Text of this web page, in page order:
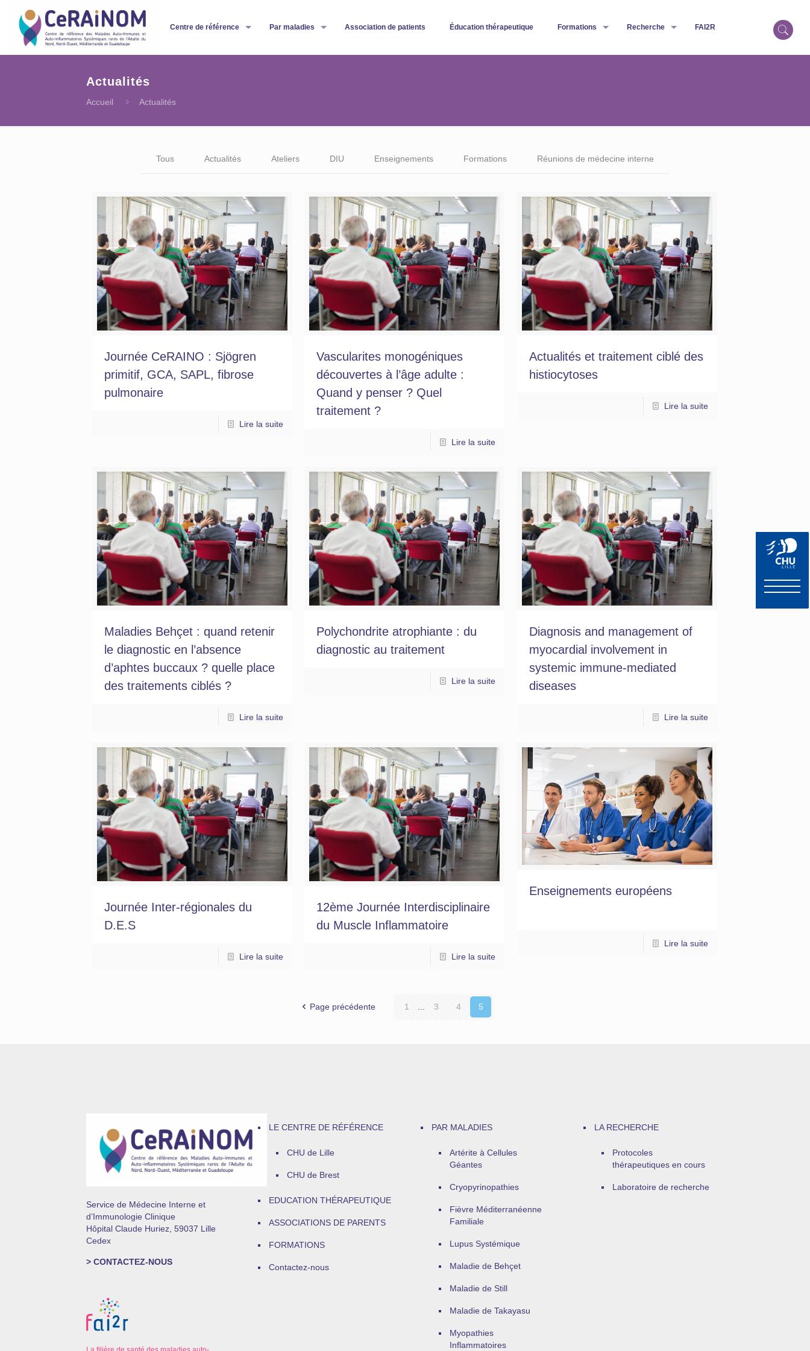
Centre de référence Par maladies Association de patients Éducation thérapeutique Formations Recherche FAI2R
Actualités
Accueil Actualités
Tous Actualités Ateliers DIU Enseignements Formations Réunions de médecine interne
Journée CeRAINO : Sjögren
primitif, GCA, SAPL, fibrose
pulmonaire
Lire la suite
Vascularites monogéniques
découvertes à l’âge adulte :
Quand y penser ? Quel
traitement ?
Lire la suite
Actualités et traitement ciblé des
histiocytoses
Lire la suite
Maladies Behçet : quand retenir
le diagnostic en l’absence
d’aphtes buccaux ? quelle place
des traitements ciblés ?
Lire la suite
Polychondrite atrophiante : du
diagnostic au traitement
Lire la suite
Diagnosis and management of
myocardial involvement in
systemic immune-mediated
diseases
Lire la suite
Journée Inter-régionales du
D.E.S
Lire la suite
12ème Journée Interdisciplinaire
du Muscle Inflammatoire
Lire la suite
Enseignements européens
Lire la suite
Page précédente 1 3 4 5
Service de Médecine Interne et
d’Immunologie Clinique
Hôpital Claude Huriez, 59037 Lille
Cedex
> CONTACTEZ-NOUS
LE CENTRE DE RÉFÉRENCE
CHU de Lille
CHU de Brest
EDUCATION THÉRAPEUTIQUE
ASSOCIATIONS DE PARENTS
FORMATIONS
Contactez-nous
PAR MALADIES
Artérite à Cellules
Géantes
Cryopyrinopathies
Fièvre Méditerranéenne
Familiale
Lupus Systémique
Maladie de Behçet
Maladie de Still
Maladie de Takayasu
Myopathies
Inflammatoires
LA RECHERCHE
Protocoles
thérapeutiques en cours
Laboratoire de recherche